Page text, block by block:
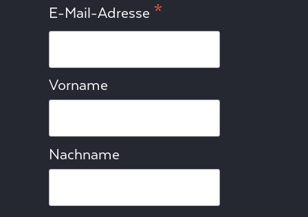
E-Mail-Adresse *
Vorname
Nachname